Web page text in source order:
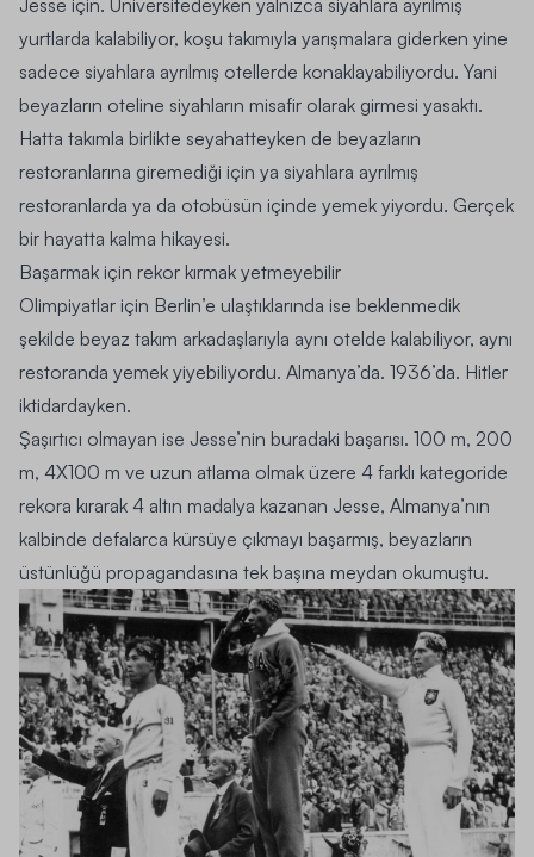
Jesse için. Üniversitedeyken yalnızca siyahlara ayrılmış
yurtlarda kalabiliyor, koşu takımıyla yarışmalara giderken yine
sadece siyahlara ayrılmış otellerde konaklayabiliyordu. Yani
beyazların oteline siyahların misafir olarak girmesi yasaktı.
Hatta takımla birlikte seyahatteyken de beyazların
restoranlarına giremediği için ya siyahlara ayrılmış
restoranlarda ya da otobüsün içinde yemek yiyordu. Gerçek
bir hayatta kalma hikayesi.
Başarmak için rekor kırmak yetmeyebilir
Olimpiyatlar için Berlin’e ulaştıklarında ise beklenmedik
şekilde beyaz takım arkadaşlarıyla aynı otelde kalabiliyor, aynı
restoranda yemek yiyebiliyordu. Almanya’da. 1936’da. Hitler
iktidardayken.
Şaşırtıcı olmayan ise Jesse’nin buradaki başarısı. 100 m, 200
m, 4X100 m ve uzun atlama olmak üzere 4 farklı kategoride
rekora kırarak 4 altın madalya kazanan Jesse, Almanya’nın
kalbinde defalarca kürsüye çıkmayı başarmış, beyazların
üstünlüğü propagandasına tek başına meydan okumuştu.